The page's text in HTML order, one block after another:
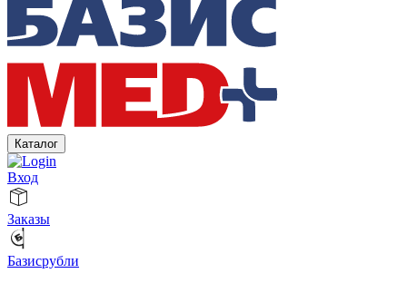
Каталог
Вход
Заказы
Базисрубли